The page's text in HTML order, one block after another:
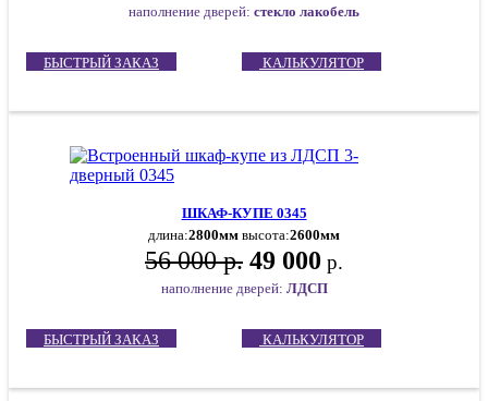
наполнение дверей: стекло лакобель
БЫСТРЫЙ ЗАКАЗ КАЛЬКУЛЯТОР
ШКАФ-КУПЕ 0345
длина:2800мм высота:2600мм
56 000 р. 49 000 р.
наполнение дверей: ЛДСП
БЫСТРЫЙ ЗАКАЗ КАЛЬКУЛЯТОР